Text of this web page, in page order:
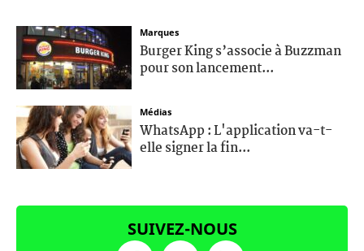
Marques
Burger King s’associe à Buzzman
pour son lancement...
Médias
WhatsApp : L'application va-t-
elle signer la fin...
SUIVEZ-NOUS